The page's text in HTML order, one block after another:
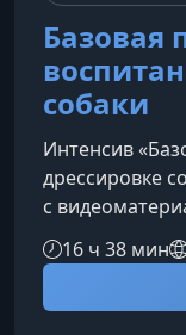
Базовая
собаки
Интенсив
дрессировке
с
текстовыми
лайфхаками
заложить
наладить
16 ч 38 мин